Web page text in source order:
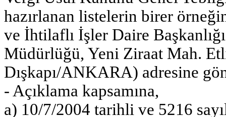
hazırlanan listelerin birer
ve İhtilaflı İşler Daire
Müdürlüğü, Yeni Ziraat Mah.
Dışkapı/ANKARA) adresine
- Açıklama kapsamına,
a) 10/7/2004 tarihli ve 5216